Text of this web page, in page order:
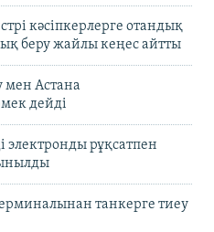
кәсіпкерлерге отандық
беру жайлы кеңес айтты
мен Астана
дейді
электронды рұқсатпен
танкерге тиеу